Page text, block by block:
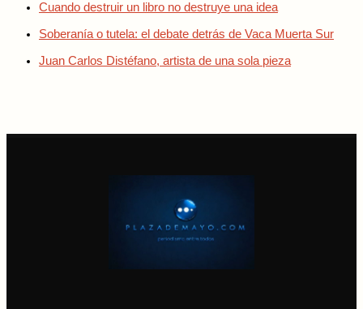
Cuando destruir un libro no destruye una idea
Soberanía o tutela: el debate detrás de Vaca Muerta Sur
Juan Carlos Distéfano, artista de una sola pieza